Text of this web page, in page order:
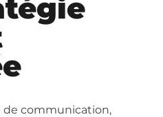
de communication,